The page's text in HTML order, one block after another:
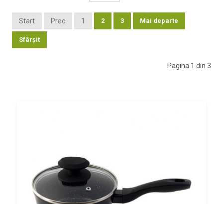
Start Prec 1 2 3 Mai departe
Sfârșit
Pagina 1 din 3